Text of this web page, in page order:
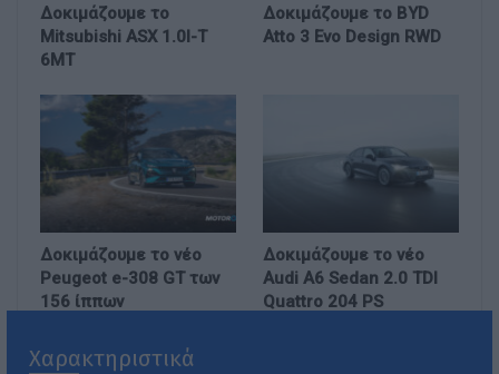
Δοκιμάζουμε το
Mitsubishi ASX 1.0l-T
6MT
Δοκιμάζουμε το BYD
Atto 3 Evo Design RWD
Δοκιμάζουμε το νέο
Peugeot e-308 GT των
156 ίππων
Δοκιμάζουμε το νέο
Audi A6 Sedan 2.0 TDI
Quattro 204 PS
Χαρακτηριστικά